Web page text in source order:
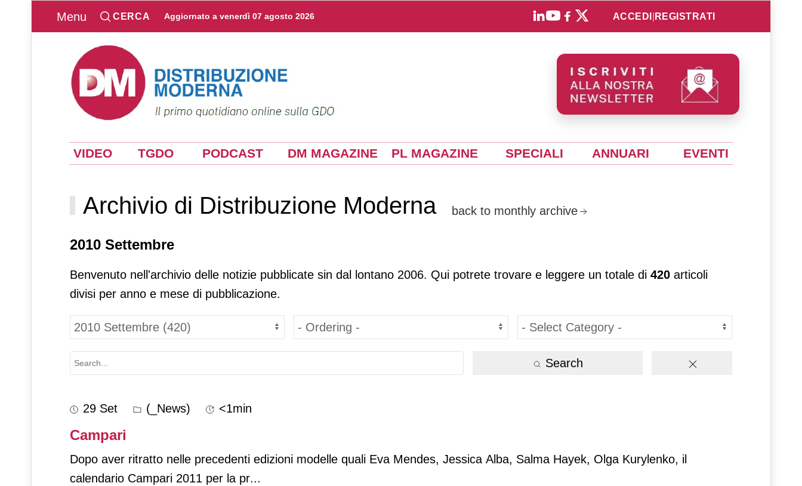
Menu CERCA Aggiornato a venerdì 07 agosto 2026 ACCEDI REGISTRATI
VIDEO TGDO PODCAST DM MAGAZINE PL MAGAZINE SPECIALI ANNUARI EVENTI
Archivio di Distribuzione Moderna back to monthly archive
2010 Settembre
Benvenuto nell'archivio delle notizie pubblicate sin dal lontano 2006. Qui potrete trovare e leggere un totale di 420 articoli
divisi per anno e mese di pubblicazione.
Search
29 Set (_News) <1min
Campari
Dopo aver ritratto nelle precedenti edizioni modelle quali Eva Mendes, Jessica Alba, Salma Hayek, Olga Kurylenko, il
calendario Campari 2011 per la pr...